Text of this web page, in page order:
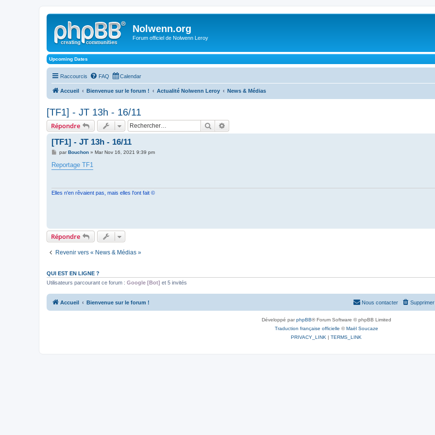
Nolwenn.org
Forum officiel de Nolwenn Leroy
Upcoming Dates
Raccourcis FAQ Calendar
Accueil Bienvenue sur le forum ! Actualité Nolwenn Leroy News & Médias
[TF1] - JT 13h - 16/11
Répondre Rechercher
[TF1] - JT 13h - 16/11
M
s
s
parBouchon» Mar Nov 16, 2021 9:39 pm
Reportage TF1
Elles n'en rêvaient pas, mais elles l'ont fait ©
Répondre
Revenir vers « News & Médias »
QUI EST EN LIGNE ?
Utilisateurs parcourant ce forum : Google [Bot] et 5 invités
Accueil Bienvenue sur le forum ! Nous contacter
Développé parphpBB® Forum Software © phpBB Limited
Traduction française officielle ©Maël Soucaze
PRIVACY_LINK | TERMS_LINK